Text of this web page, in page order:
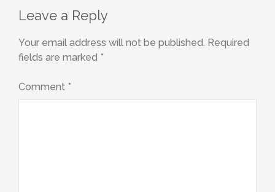
Leave a Reply
Your email address will not be published. Required
fields are marked *
Comment *